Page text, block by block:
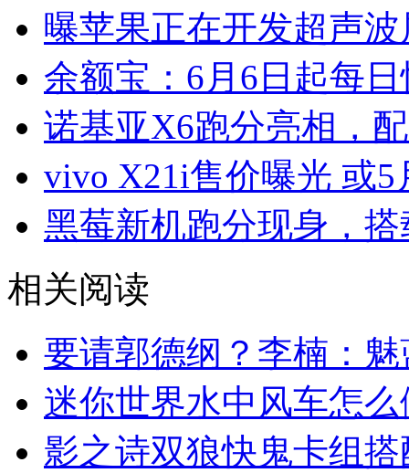
曝苹果正在开发超声
余额宝：6月6日起每
诺基亚X6跑分亮相，
vivo X21i售价曝光 或5
黑莓新机跑分现身，搭
相关阅读
要请郭德纲？李楠：
迷你世界水中风车怎
影之诗双狼快鬼卡组